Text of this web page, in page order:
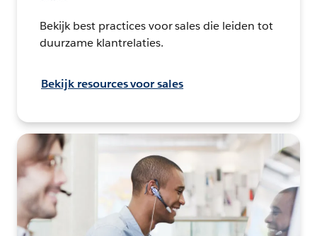
Bekijk best practices voor sales die leiden tot
duurzame klantrelaties.
Bekijk resources voor sales